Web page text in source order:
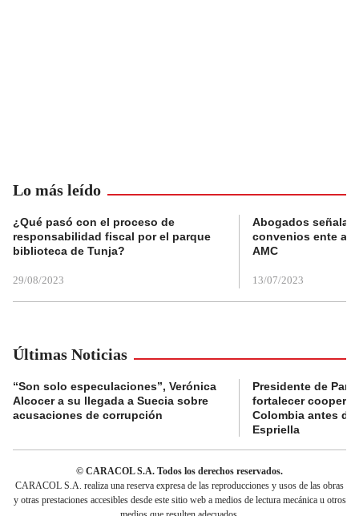
Lo más leído
¿Qué pasó con el proceso de
responsabilidad fiscal por el parque
biblioteca de Tunja?
29/08/2023
Abogados
convenios ente
AMC
13/07/2023
Últimas Noticias
“Son solo especulaciones”, Verónica
Alcocer a su llegada a Suecia sobre
acusaciones de corrupción
Presidente de
fortalecer
Colombia antes de
Espriella
© CARACOL S.A. Todos los derechos reservados.
CARACOL S.A. realiza una reserva expresa de las reproducciones y usos de las obras
y otras prestaciones accesibles desde este sitio web a medios de lectura mecánica u otros